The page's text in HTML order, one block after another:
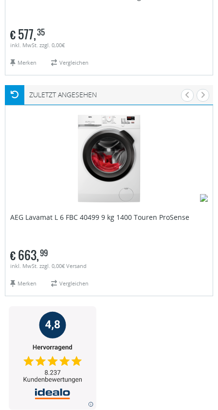
€577,35
inkl. MwSt. zzgl. 0,00€
Merken Vergleichen
ZULETZT ANGESEHEN
AEG Lavamat L 6 FBC 40499 9 kg 1400 Touren ProSense
€663,99
inkl. MwSt. zzgl. 0,00€ Versand
Merken Vergleichen